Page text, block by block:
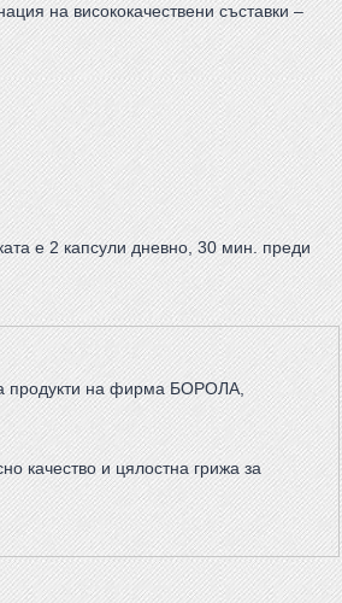
на висококачествени съставки –
е 2 капсули дневно, 30 мин. преди
продукти на фирма БОРОЛА,
качество и цялостна грижа за